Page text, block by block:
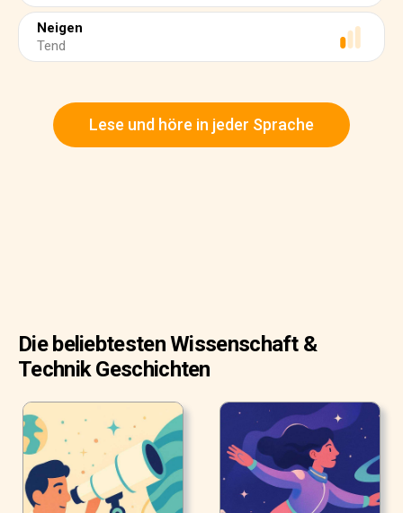
Neigen
Tend
Lese und höre in jeder Sprache
Die beliebtesten Wissenschaft &
Technik Geschichten